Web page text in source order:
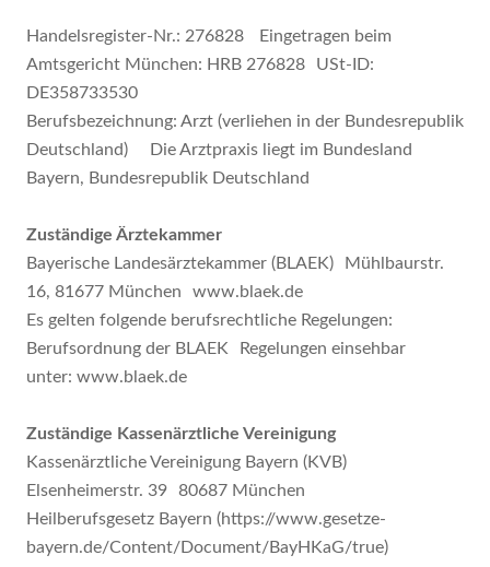
Handelsregister-Nr.: 276828 Eingetragen beim
Amtsgericht München: HRB 276828 USt-ID:
DE358733530
Berufsbezeichnung: Arzt (verliehen in der Bundesrepublik
Deutschland) Die Arztpraxis liegt im Bundesland
Bayern, Bundesrepublik Deutschland
Zuständige Ärztekammer
Bayerische Landesärztekammer (BLAEK) Mühlbaurstr.
16, 81677 München www.blaek.de
‍Es gelten folgende berufsrechtliche Regelungen:
Berufsordnung der BLAEK Regelungen einsehbar
unter: www.blaek.de
Zuständige Kassenärztliche Vereinigung
Kassenärztliche Vereinigung Bayern (KVB)
Elsenheimerstr. 39 80687 München
‍Heilberufsgesetz Bayern (https://www.gesetze-
bayern.de/Content/Document/BayHKaG/true)